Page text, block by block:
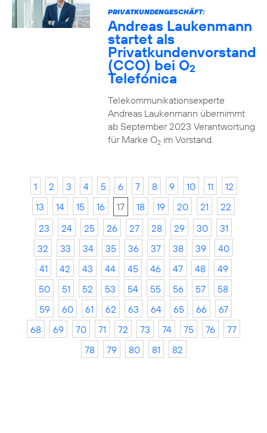
PRIVATKUNDENGESCHÄFT:
Andreas Laukenmann
startet als
Privatkundenvorstand
(CCO) bei O2
Telefónica
Telekommunikationsexperte
Andreas Laukenmann übernimmt
ab September 2023 Verantwortung
für Marke O2im Vorstand.
1 2 3 4 5 6 7 8 9 10 11
12
13
14 15 16 17 18 19 20 21
22
23
24 25 26 27 28 29 30
31
32
33 34 35 36 37 38 39
40
41
42 43 44 45 46 47 48
49
50
51 52 53 54 55 56 57
58
59
60 61 62 63 64 65 66
67
68
69 70 71 72 73 74 75 76
77
78
79 80 81 82